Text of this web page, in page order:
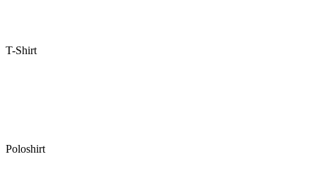
T-Shirt
Poloshirt